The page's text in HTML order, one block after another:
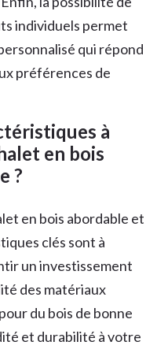
individuels permet
qui répond
préférences de
à
en bois
?
en bois abordable et
clés sont à
un investissement
des matériaux
du bois de bonne
et durabilité à votre